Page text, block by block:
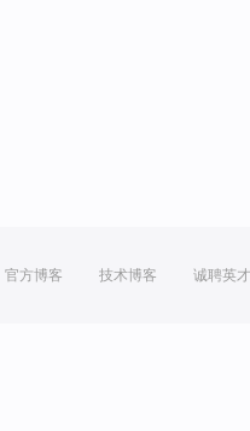
官方博客 技术博客 诚聘英才